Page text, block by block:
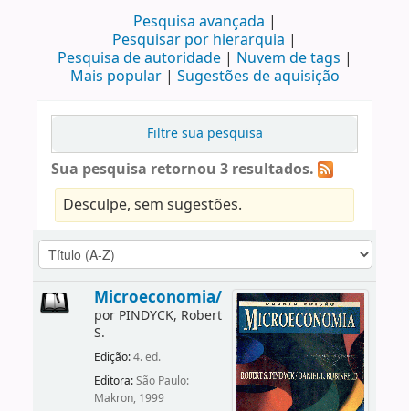
Pesquisa avançada
Pesquisar por hierarquia
Pesquisa de autoridade
Nuvem de tags
Mais popular
Sugestões de aquisição
Filtre sua pesquisa
Sua pesquisa retornou 3 resultados.
Desculpe, sem sugestões.
Microeconomia/
por PINDYCK, Robert
S.
Edição:4. ed.
Editora:São Paulo:
Makron, 1999